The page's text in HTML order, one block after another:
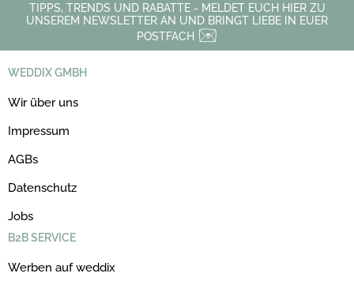
TIPPS, TRENDS UND RABATTE - MELDET EUCH HIER ZU
UNSEREM NEWSLETTER AN UND BRINGT LIEBE IN EUER
POSTFACH
WEDDIX GMBH
Wir über uns
Impressum
AGBs
Datenschutz
Jobs
B2B SERVICE
Werben auf weddix